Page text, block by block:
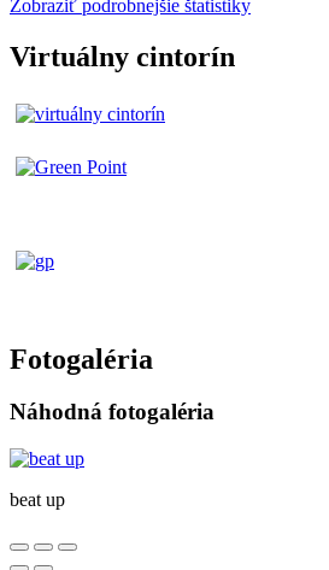
Zobraziť podrobnejšie štatistiky
Virtuálny cintorín
Fotogaléria
Náhodná fotogaléria
beat up